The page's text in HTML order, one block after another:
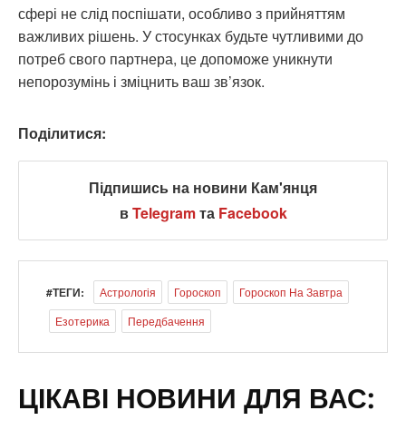
сфері не слід поспішати, особливо з прийняттям
важливих рішень. У стосунках будьте чутливими до
потреб свого партнера, це допоможе уникнути
непорозумінь і зміцнить ваш зв’язок.
Поділитися:
Підпишись на новини Кам'янця
вTelegramта Facebook
#ТЕГИ: Астрологія Гороскоп
Гороскоп На Завтра
Езотерика
Передбачення
ЦІКАВІ НОВИНИ ДЛЯ ВАС: